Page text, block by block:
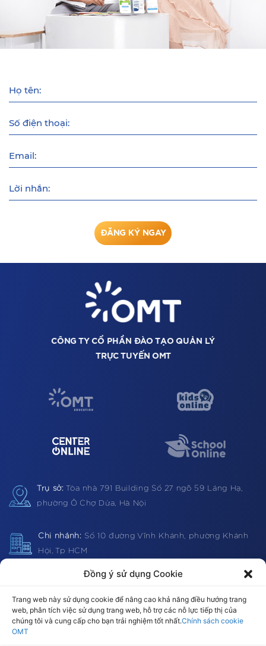
Đồng ý sử dụng Cookie
Trang web này sử dụng cookie để nâng cao khả năng điều hướng trang
web, phân tích việc sử dụng trang web, hỗ trợ các nỗ lực tiếp thị của
chúng tôi và cung cấp cho bạn trải nghiệm tốt nhất.Chính sách cookie
OMT
Họ tên:
Số điện thoại:
Email:
Lời nhắn:
ĐĂNG KÝ NGAY
CÔNG TY CỔ PHẦN ĐÀO TẠO QUẢN LÝ
TRỰC TUYẾN OMT
Trụ sở: Tòa nhà 791 Building Số 27 ngõ 59 Láng Hạ,
phường Ô Chợ Dừa, Hà Nội
Chi nhánh: Số 10 đường Vĩnh Khánh, phường Khánh
Hội, Tp HCM
Hotline: 1900 0362 (VN) 0983 812403 (Global)